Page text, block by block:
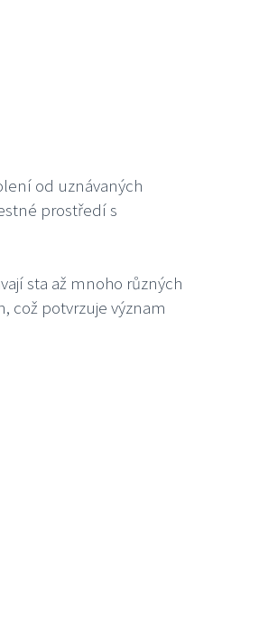
od uznávaných
prostředí s
sta až mnoho různých
což potvrzuje význam